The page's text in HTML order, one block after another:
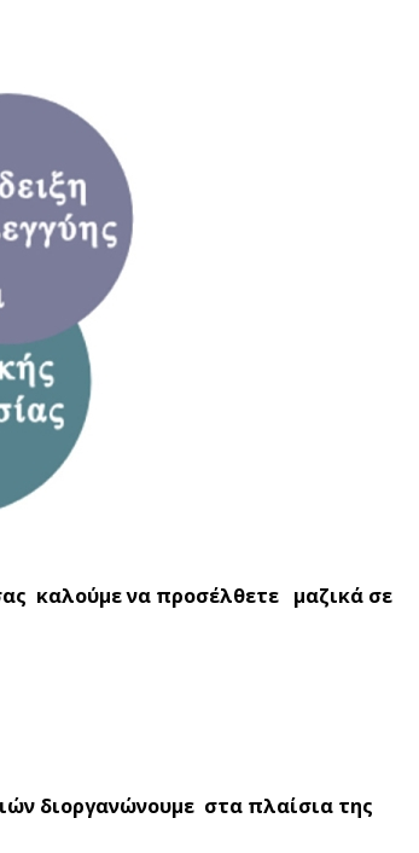
καλούμε να προσέλθετε μαζικά σε
διοργανώνουμε στα πλαίσια της